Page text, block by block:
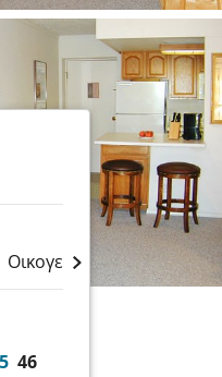
Οικογενειακές διακοπές
46